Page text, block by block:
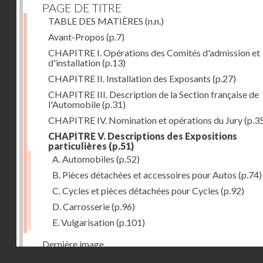
PAGE DE TITRE
TABLE DES MATIÈRES (n.n.)
Avant-Propos (p.7)
CHAPITRE I. Opérations des Comités d'admission et
d'installation(p.13)
CHAPITRE II. Installation des Exposants (p.27)
CHAPITRE III. Description de la Section française de
l'Automobile(p.31)
CHAPITRE IV. Nomination et opérations du Jury
CHAPITRE V. Descriptions des Expositions
particulières (p.51)
A. Automobiles (p.52)
B. Pièces détachées et accessoires pour Autos (p.74)
C. Cycles et pièces détachées pour Cycles (p.92)
D. Carrosserie(p.96)
E. Vulgarisation(p.101)
Dernière image